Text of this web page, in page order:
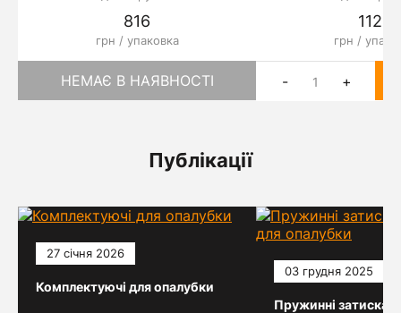
816
грн / упаковка
НЕМАЄ В НАЯВНОСТІ
1124
грн /
- +
Публікації
27 січня 2026
Комплектуючі для опалубки
03 грудня 2025
Пружинні